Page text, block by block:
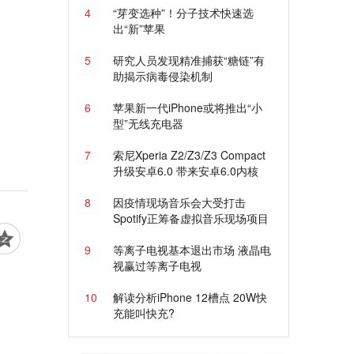
4
“芽变选种”！分子技术快速选
出“新”苹果
5
研究人员发现精准捕获“糖链”有
助揭示病毒侵染机制
6
苹果新一代iPhone或将推出“小
型”无线充电器
7
索尼Xperia Z2/Z3/Z3 Compact
升级安卓6.0 带来安卓6.0内核
8
因疫情现场音乐会大受打击
Spotify正筹备虚拟音乐现场项目
9
等离子电视基本退出市场 液晶电
视赢过等离子电视
10
解读分析iPhone 12槽点 20W快
充能叫快充?